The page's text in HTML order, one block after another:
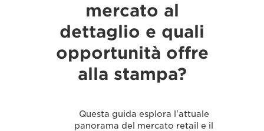
mercato al
dettaglio e quali
opportunità offre
alla stampa?
Questa guida esplora l'attuale
panorama del mercato retail e il